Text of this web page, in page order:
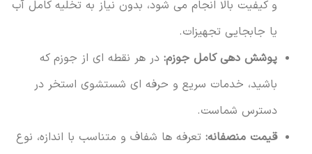
و کیفیت بالا انجام می شود، بدون نیاز به تخلیه کامل آب
یا جابجایی تجهیزات.
پوشش دهی کامل جوزم:در هر نقطه ای از جوزم که
باشید، خدمات سریع و حرفه ای شستشوی استخر در
دسترس شماست.
قیمت منصفانه:تعرفه ها شفاف و متناسب با اندازه، نوع